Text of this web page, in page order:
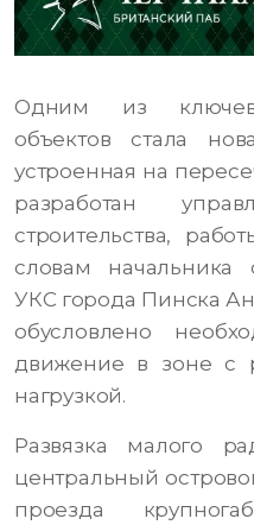
Одним из
объектов стала
устроенная на
разработан
строительства,
словам начальника
УКС города Пинска
обусловлено
движение в зоне с
нагрузкой.
Развязка малого
центральный
проезда